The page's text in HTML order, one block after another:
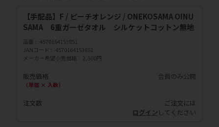
【手配品】F / ピーチオレンジ / ONEKOSAMA OINU
SAMA 6重ガーゼタオル シルケットコットン無地
品番
4570164153851
JANコード
4570164153851
メーカー希望小売価格
2,500円
販売価格
（単価 × 入数）
会員のみ公開
注文数
ご注文には
ログイン してください